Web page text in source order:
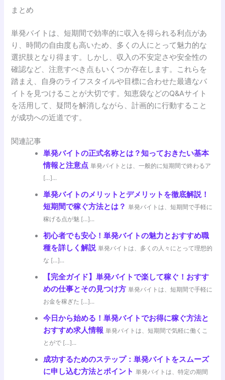
まとめ
単発バイトは、短期間で効率的に収入を得られる利点があ
り、時間の自由度も高いため、多くの人にとって魅力的な
選択肢となり得ます。しかし、収入の不安定さや安全性の
確認など、注意すべき点もいくつか存在します。これらを
踏まえ、自身のライフスタイルや目標に合わせた最適なバ
イトを見つけることが大切です。知恵袋などのQ&Aサイト
を活用して、疑問を解消しながら、計画的に行動すること
が成功への近道です。
関連記事
単発バイトの正式名称とは？知っておきたい基本
情報と注意点 単発バイトとは、一般的に短期間で終わるア
[…]...
単発バイトのメリットとデメリットを徹底解説！
短期間で稼ぐ方法とは？ 単発バイトは、短期間で手軽に
稼げる点が魅 […]...
初心者でも安心！単発バイトの魅力とおすすめ職
種を詳しく解説 単発バイトは、多くの人々にとって理想的
な […]...
【完全ガイド】単発バイトで楽して稼ぐ！おすす
めの仕事とその見つけ方 単発バイトは、短期間で手軽に
お金を稼ぎた […]...
今日から始める！単発バイトでお得に稼ぐ方法と
おすすめ求人情報 単発バイトは、短期間で気軽に働くこ
とがで […]...
成功するためのステップ：単発バイトをスムーズ
に申し込む方法とポイント 単発バイトは、特定の期間